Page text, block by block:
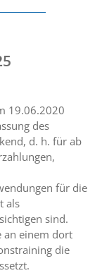
19.06.2020
des
d. h. für ab
für die
als
sind.
an einem dort
die